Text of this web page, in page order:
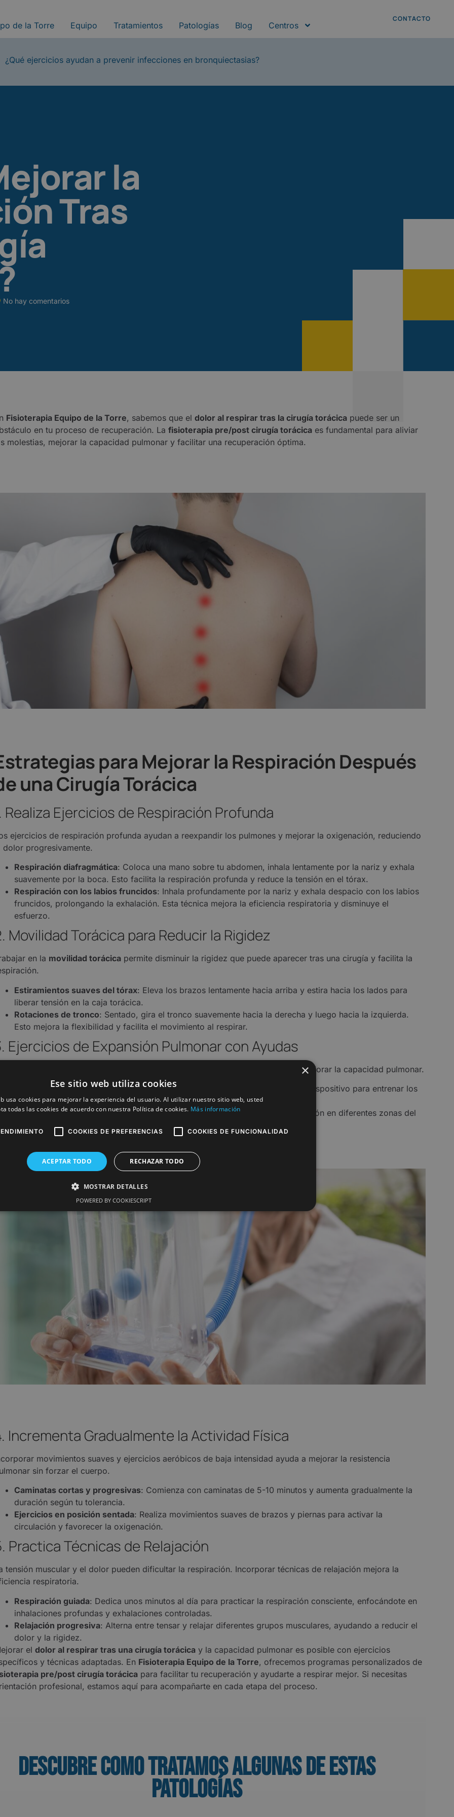
de la Torre Equipo Tratamientos Patologías Blog Centros
¿Qué ejercicios ayudan a prevenir infecciones en bronquiectasias?
CONTACTO
la
Tras
No hay comentarios
Fisioterapia Equipo de la Torre, sabemos que eldolor al respirar tras la cirugía torácica puede ser un
en tu proceso de recuperación. Lafisioterapia pre/post cirugía torácica es fundamental para aliviar
molestias, mejorar la capacidad pulmonar y facilitar una recuperación óptima.
para Mejorar la Respiración Después
una Cirugía Torácica
Realiza Ejercicios de Respiración Profunda
ejercicios de respiración profunda ayudan a reexpandir los pulmones y mejorar la oxigenación, reduciendo
dolor progresivamente.
Respiración diafragmática: Coloca una mano sobre tu abdomen, inhala lentamente por la nariz y exhala
suavemente por la boca. Esto facilita la respiración profunda y reduce la tensión en el tórax.
Respiración con los labios fruncidos: Inhala profundamente por la nariz y exhala despacio con los labios
fruncidos, prolongando la exhalación. Esta técnica mejora la eficiencia respiratoria y disminuye el
esfuerzo.
Movilidad Torácica para Reducir la Rigidez
en la movilidad torácica permite disminuir la rigidez que puede aparecer tras una cirugía y facilita la
Estiramientos suaves del tórax: Eleva los brazos lentamente hacia arriba y estira hacia los lados para
liberar tensión en la caja torácica.
Rotaciones de tronco: Sentado, gira el tronco suavemente hacia la derecha y luego hacia la izquierda.
Esto mejora la flexibilidad y facilita el movimiento al respirar.
Ejercicios de Expansión Pulmonar con Ayudas
uso de dispositivos respiratorios puede ser útil para reeducar la respiración y mejorar la capacidad pulmonar.
Ejercicios con incentivador respiratorio: Inhala profundamente a través del dispositivo para entrenar los
pulmones y recuperar el volumen respiratorio.
Respiración segmentaria: Con la guía de tu fisioterapeuta, enfoca la respiración en diferentes zonas del
tórax para optimizar la expansión pulmonar.
Incrementa Gradualmente la Actividad Física
movimientos suaves y ejercicios aeróbicos de baja intensidad ayuda a mejorar la resistencia
sin forzar el cuerpo.
Caminatas cortas y progresivas: Comienza con caminatas de 5-10 minutos y aumenta gradualmente la
duración según tu tolerancia.
Ejercicios en posición sentada: Realiza movimientos suaves de brazos y piernas para activar la
circulación y favorecer la oxigenación.
Practica Técnicas de Relajación
tensión muscular y el dolor pueden dificultar la respiración. Incorporar técnicas de relajación mejora la
respiratoria.
Respiración guiada: Dedica unos minutos al día para practicar la respiración consciente, enfocándote en
inhalaciones profundas y exhalaciones controladas.
Relajación progresiva: Alterna entre tensar y relajar diferentes grupos musculares, ayudando a reducir el
dolor y la rigidez.
eldolor al respirar tras una cirugía torácica y la capacidad pulmonar es posible con ejercicios
y técnicas adaptadas. En Fisioterapia Equipo de la Torre, ofrecemos programas personalizados de
pre/post cirugía torácica para facilitar tu recuperación y ayudarte a respirar mejor. Si necesitas
profesional, estamos aquí para acompañarte en cada etapa del proceso.
Descubre como tratamos algunas de estas
patologías
×
Ese sitio web utiliza cookies
usa cookies para mejorar la experiencia del usuario. Al utilizar nuestro sitio web, usted
todas las cookies de acuerdo con nuestra Política de cookies. Más información
COOKIES DE PREFERENCIAS COOKIES DE FUNCIONALIDAD
ACEPTAR TODO RECHAZAR TODO
MOSTRAR DETALLES
POWERED BY COOKIESCRIPT